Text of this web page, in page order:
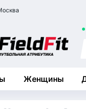
Женщины